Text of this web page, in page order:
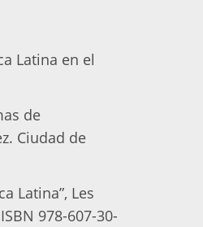
Latina en el
de
Ciudad de
Latina”, Les
978-607-30-